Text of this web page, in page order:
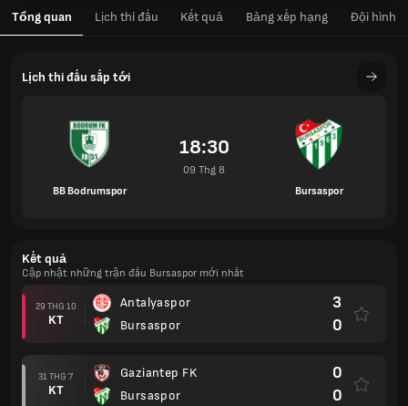
Tổng quan Lịch thi đấu Kết quả Bảng xếp hạng Đội hình
Lịch thi đấu sắp tới
BB Bodrumspor
18:30
09 Thg 8
Bursaspor
Kết quả
Cập nhật những trận đấu Bursaspor mới nhất
29 THG 10
KT
Antalyaspor
Bursaspor
3
0
31 THG 7
KT
Gaziantep FK
Bursaspor
0
0